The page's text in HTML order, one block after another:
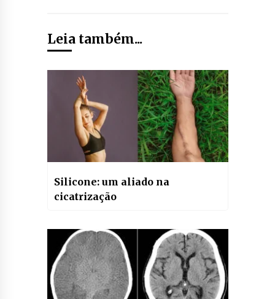
Leia também...
Silicone: um aliado na
cicatrização